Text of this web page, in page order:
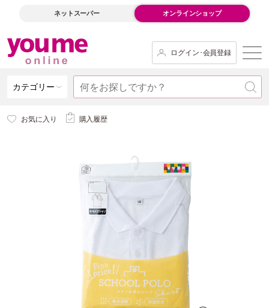
ネットスーパー オンラインショップ
ログイン･会員登録
カテゴリー
お気に入り 購入履歴